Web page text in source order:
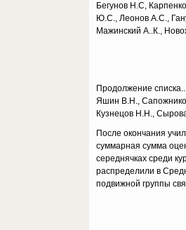
Бегунов Н.С,
Ю.С., Леонов А.С.,
Мажинский А..К.,
Продолжение
Яшин В.Н.,
Кузнецов Н.Н.,
После окончания
суммарная сумма
середнячках среди
распределили в
подвижной группы